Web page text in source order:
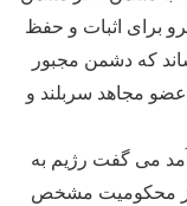
برای اثبات و حفظ
که دشمن مجبور
عضو مجاهد سربلند و
می گفت رژیم به
از محکومیت مشخص